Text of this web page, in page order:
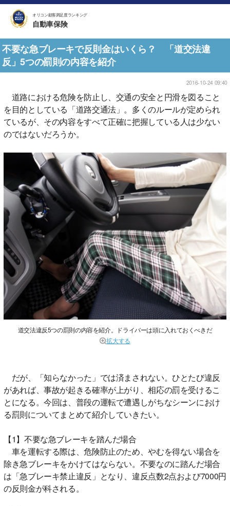
オリコン顧客満足度ランキング
自動車保険
不要な急ブレーキで反則金はいくら？ 「道交法違
反」5つの罰則の内容を紹介
2016-10-24 09:40
道路における危険を防止し、交通の安全と円滑を図ること
を目的としている「道路交通法」。多くのルールが定められ
ているが、その内容をすべて正確に把握している人は少ない
のではないだろうか。
道交法違反5つの罰則の内容を紹介。ドライバーは頭に入れておくべきだ
拡大する
だが、「知らなかった」では済まされない。ひとたび違反
があれば、事故が起きる確率が上がり、相応の罰を受けるこ
とになる。今回は、普段の運転で遭遇しがちなシーンにおけ
る罰則についてまとめて紹介していきたい。
【1】不要な急ブレーキを踏んだ場合
車を運転する際は、危険防止のため、やむを得ない場合を
除き急ブレーキをかけてはならない。不要なのに踏んだ場合
は「急ブレーキ禁止違反」となり、違反点数2点および7000円
の反則金が科される。